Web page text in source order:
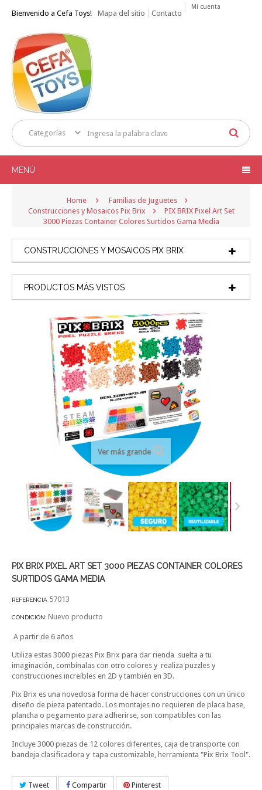
Bienvenido a Cefa Toys! Mapa del sitio Contacto
Mi cuenta
MENÚ
Home
Familias de Juguetes
Construcciones y Mosaicos Pix Brix
PIX BRIX Pixel Art Set
3000 Piezas Container Colores Surtidos Gama Media
CONSTRUCCIONES Y MOSAICOS PIX BRIX
PRODUCTOS MÁS VISTOS
Ver más grande
PIX BRIX PIXEL ART SET 3000 PIEZAS CONTAINER COLORES
SURTIDOS GAMA MEDIA
REFERENCIA 57013
CONDICIÓN: Nuevo producto
A partir de 6 años
Utiliza estas 3000 piezas Pix Brix para dar rienda suelta a tu
imaginación, combínalas con otro colores y realiza puzzles y
construcciones increíbles en 2D y también en 3D.
Pix Brix es una novedosa forma de hacer construcciones con un único
diseño de pieza patentado. Los montajes no requieren de placa base,
plancha o pegamento para adherirse, son compatibles con las
principales marcas de construcción.
Incluye 3000 piezas de 12 colores diferentes, caja de transporte con
bandeja clasificadora y tapa customizable, herramienta "Pix Brix Tool".
Tweet Compartir Pinterest